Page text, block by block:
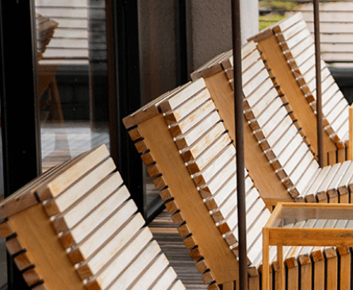
イベント
event
2019/04/12